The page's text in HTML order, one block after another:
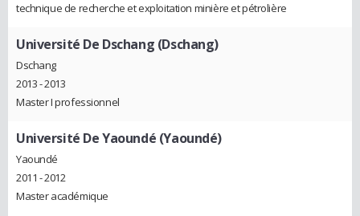
technique de recherche et exploitation minière et pétrolière
Université De Dschang (Dschang)
Dschang
2013 - 2013
Master I professionnel
Université De Yaoundé (Yaoundé)
Yaoundé
2011 - 2012
Master académique